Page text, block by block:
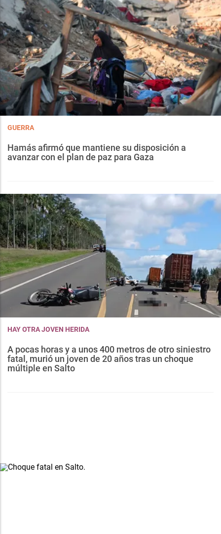
GUERRA
Hamás afirmó que mantiene su disposición a
avanzar con el plan de paz para Gaza
HAY OTRA JOVEN HERIDA
A pocas horas y a unos 400 metros de otro siniestro
fatal, murió un joven de 20 años tras un choque
múltiple en Salto